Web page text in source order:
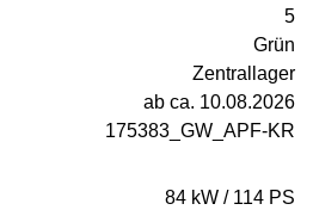
5
Grün
Zentrallager
ab ca. 10.08.2026
175383_GW_APF-KR
84 kW / 114 PS